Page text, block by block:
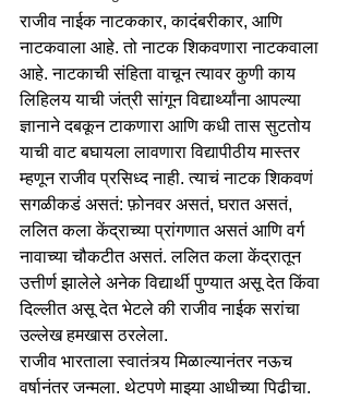
राजीव नाईक नाटककार, कादंबरीकार, आणि
नाटकवाला आहे. तो नाटक शिकवणारा नाटकवाला
आहे. नाटकाची संहिता वाचून त्यावर कुणी काय
लिहिलय याची जंत्री सांगून विद्यार्थ्यांना आपल्या
ज्ञानाने दबकून टाकणारा आणि कधी तास सुटतोय
याची वाट बघायला लावणारा विद्यापीठीय मास्तर
म्हणून राजीव प्रसिध्द नाही. त्याचं नाटक शिकवणं
सगळीकडं असतं: फ़ोनवर असतं, घरात असतं,
ललित कला केंद्राच्या प्रांगणात असतं आणि वर्ग
नावाच्या चौकटीत असतं. ललित कला केंद्रातून
उत्तीर्ण झालेले अनेक विद्यार्थी पुण्यात असू देत किंवा
दिल्लीत असू देत भेटले की राजीव नाईक सरांचा
उल्लेख हमखास ठरलेला.
राजीव भारताला स्वातंत्र्य मिळाल्यानंतर नऊच
वर्षानंतर जन्मला. थेटपणे माझ्या आधीच्या पिढीचा.